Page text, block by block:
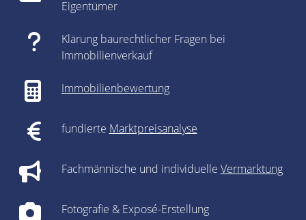
Eigentümer
Klärung baurechtlicher Fragen bei
Immobilienverkauf
Immobilienbewertung
fundierte Marktpreisanalyse
Fachmännische und individuelle Vermarktung
Fotografie & Exposé-Erstellung